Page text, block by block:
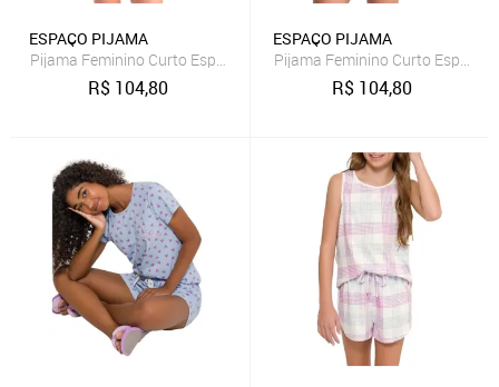
ESPAÇO PIJAMA
Pijama Feminino Curto Espaço Pijama 4010352
R$ 104,80
ESPAÇO PIJAMA
Pijama Feminino Curto Espaço
R$ 104,80